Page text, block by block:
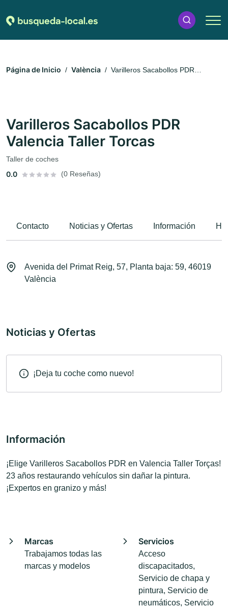
Página de Inicio València
Varilleros Sacabollos PDR
Varilleros Sacabollos PDR
Valencia Taller Torcas
Taller de coches
0.0 (0 Reseñas)
Contacto Noticias y Ofertas Información
Avenida del Primat Reig, 57, Planta baja: 59, 46019
València
Noticias y Ofertas
¡Deja tu coche como nuevo!
Información
¡Elige Varilleros Sacabollos PDR en Valencia Taller Torças!
23 años restaurando vehículos sin dañar la pintura.
¡Expertos en granizo y más!
Marcas
Trabajamos todas las
marcas y modelos
Servicios
Acceso
discapacitados,
Servicio de chapa y
pintura, Servicio de
neumáticos, Servicio